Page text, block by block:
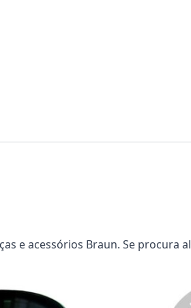
e acessórios Braun. Se procura